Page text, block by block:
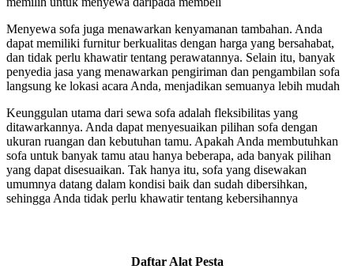
Menyewa sofa juga menawarkan kenyamanan tambahan. Anda
dapat memiliki furnitur berkualitas dengan harga yang bersahabat,
dan tidak perlu khawatir tentang perawatannya. Selain itu, banyak
penyedia jasa yang menawarkan pengiriman dan pengambilan sofa
langsung ke lokasi acara Anda, menjadikan semuanya lebih mudah
Keunggulan utama dari sewa sofa adalah fleksibilitas yang
ditawarkannya. Anda dapat menyesuaikan pilihan sofa dengan
ukuran ruangan dan kebutuhan tamu. Apakah Anda membutuhkan
sofa untuk banyak tamu atau hanya beberapa, ada banyak pilihan
yang dapat disesuaikan. Tak hanya itu, sofa yang disewakan
umumnya datang dalam kondisi baik dan sudah dibersihkan,
sehingga Anda tidak perlu khawatir tentang kebersihannya
Daftar Alat Pesta